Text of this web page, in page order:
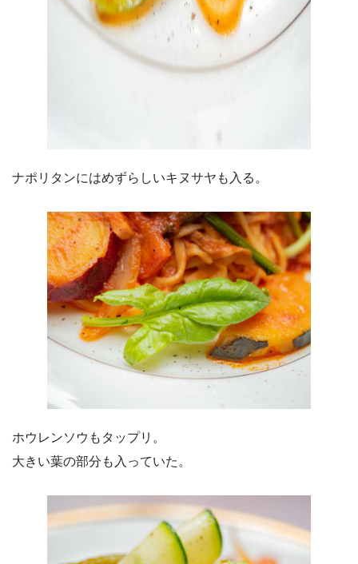
ナポリタンにはめずらしいキヌサヤも入る。
ホウレンソウもタップリ。
大きい葉の部分も入っていた。